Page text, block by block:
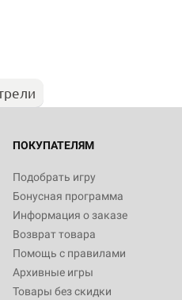
ПОКУПАТЕЛЯМ
Подобрать игру
Бонусная программа
Информация о заказе
Возврат товара
Помощь с правилами
Архивные игры
Товары без скидки